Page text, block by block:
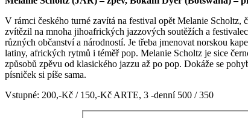
V rámci českého turné zavítá na festival opět Melanie
zvítězil na mnoha jihoafrických jazzových soutěžích a
různých občanství a národností. Je třeba jmenovat norskou
latiny, afrických rytmů i téměř pop. Melanie Scholtz je sice
způsobů zpěvu od klasického jazzu až po pop. Dokáže se
písniček si píše sama.
Vstupné: 200,-Kč / 150,-Kč ARTE, 3 -denní 500 / 350